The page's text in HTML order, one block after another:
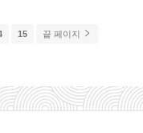
15 끝 페이지